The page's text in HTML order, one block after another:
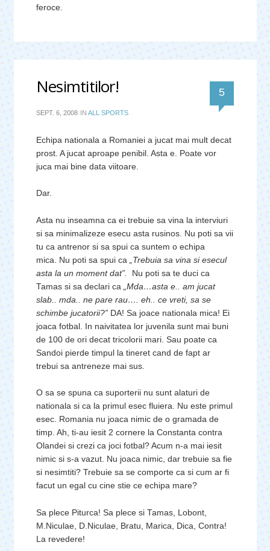
feroce.
Nesimtitilor! 5
SEPT. 6, 2008 IN ALL SPORTS
Echipa nationala a Romaniei a jucat mai mult decat
prost. A jucat aproape penibil. Asta e. Poate vor
juca mai bine data viitoare.
Dar.
Asta nu inseamna ca ei trebuie sa vina la interviuri
si sa minimalizeze esecu asta rusinos. Nu poti sa vii
tu ca antrenor si sa spui ca suntem o echipa
mica. Nu poti sa spui ca „Trebuia sa vina si esecul
asta la un moment dat”.
Nu poti sa te duci ca
Tamas si sa declari ca
„Mda…asta e.. am jucat
slab.. mda.. ne pare rau…. eh.. ce vreti, sa se
schimbe jucatorii?” DA! Sa joace nationala mica! Ei
joaca fotbal. In naivitatea lor juvenila sunt mai buni
de 100 de ori decat tricolorii mari. Sau poate ca
Sandoi pierde timpul la tineret cand de fapt ar
trebui sa antreneze mai sus.
O sa se spuna ca suporterii nu sunt alaturi de
nationala si ca la primul esec fluiera. Nu este primul
esec. Romania nu joaca nimic de o gramada de
timp. Ah, ti-au iesit 2 cornere la Constanta contra
Olandei si crezi ca joci fotbal? Acum n-a mai iesit
nimic si s-a vazut. Nu joaca nimic, dar trebuie sa fie
si nesimtiti? Trebuie sa se comporte ca si cum ar fi
facut un egal cu cine stie ce echipa mare?
Sa plece Piturca! Sa plece si Tamas, Lobont,
M.Niculae, D.Niculae, Bratu, Marica, Dica, Contra!
La revedere!